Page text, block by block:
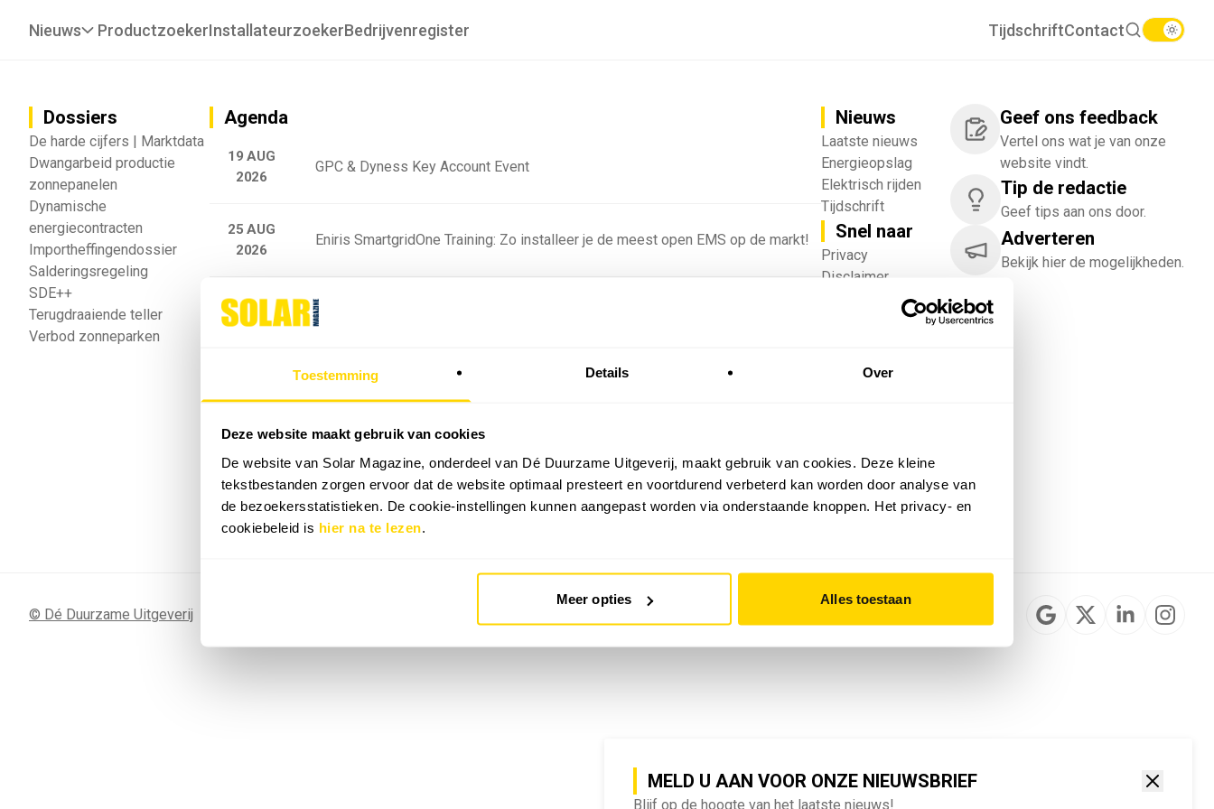
Toestemming Details Over
Deze website maakt gebruik van cookies
De website van Solar Magazine, onderdeel van Dé Duurzame Uitgeverij, maakt gebruik van cookies. Deze kleine
tekstbestanden zorgen ervoor dat de website optimaal presteert en voortdurend verbeterd kan worden door analyse van
de bezoekersstatistieken. De cookie-instellingen kunnen aangepast worden via onderstaande knoppen. Het privacy- en
cookiebeleid is hier na te lezen.
Meer opties Alles toestaan
MELD U AAN VOOR ONZE NIEUWSBRIEF
Blijf op de hoogte van het laatste nieuws!
Nieuws ProductzoekerInstallateurzoekerBedrijvenregister TijdschriftContact
Dossiers
De harde cijfers | Marktdata
Dwangarbeid productie
zonnepanelen
Dynamische
energiecontracten
Importheffingendossier
Salderingsregeling
SDE++
Terugdraaiende teller
Verbod zonneparken
Agenda
19 AUG
2026
GPC & Dyness Key Account Event
25 AUG
2026
Eniris SmartgridOne Training: Zo installeer je de meest open EMS op de markt!
25 AUG
2026
Sigenergy Training - Residentieel
2026
Webinar: Toekomstige batterijprofielen: hoe netbeheerders proberen
batterijgedrag in 2035 te voorspellen
2026
Sunergy Academy | SlimmeRik on Tour
Nieuws
Laatste nieuws
Energieopslag
Elektrisch rijden
Tijdschrift
Snel naar
Privacy
Disclaimer
Vacatures
English
Geef ons feedback
Vertel ons wat je van onze
website vindt.
Tip de redactie
Geef tips aan ons door.
Adverteren
Bekijk hier de mogelijkheden.
© Dé Duurzame Uitgeverij